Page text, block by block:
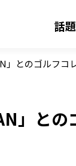
話
とのゴルフコ
」との